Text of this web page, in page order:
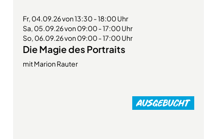
Fr, 04.09.26 von 13:30 - 18:00 Uhr
Sa, 05.09.26 von 09:00 - 17:00 Uhr
So, 06.09.26 von 09:00 - 17:00 Uhr
Die Magie des Portraits
mit Marion Rauter